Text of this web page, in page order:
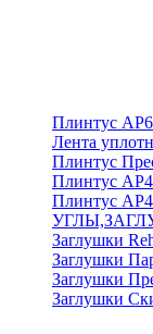
Плинтус
Лента
Плинтус
Плинтус
Плинтус
Заглушки
Заглушки
Заглушки
Заглушки